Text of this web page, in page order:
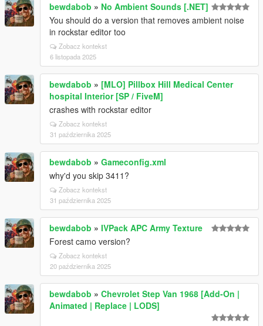
bewdabob » No Ambient Sounds [.NET]
You should do a version that removes ambient noise
in rockstar editor too
Zobacz kontekst
6 listopada 2025
bewdabob » [MLO] Pillbox Hill Medical Center
hospital Interior [SP / FiveM]
crashes with rockstar editor
Zobacz kontekst
31 października 2025
bewdabob » Gameconfig.xml
why'd you skip 3411?
Zobacz kontekst
31 października 2025
bewdabob » IVPack APC Army Texture
Forest camo version?
Zobacz kontekst
20 października 2025
bewdabob » Chevrolet Step Van 1968 [Add-On |
Animated | Replace | LODS]